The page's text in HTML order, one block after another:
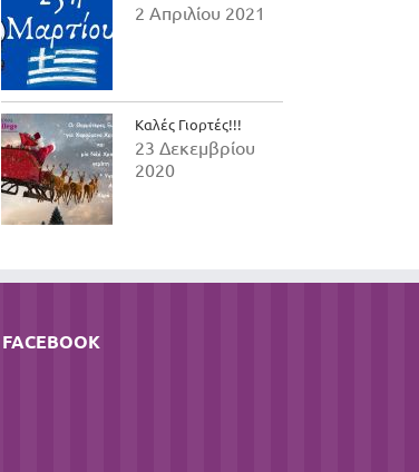
2 Απριλίου 2021
Καλές Γιορτές!!!
23 Δεκεμβρίου
2020
FACEBOOK